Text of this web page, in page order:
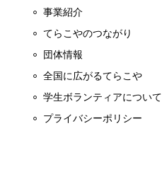
事業紹介
てらこやのつながり
団体情報
全国に広がるてらこや
学生ボランティアについて
プライバシーポリシー